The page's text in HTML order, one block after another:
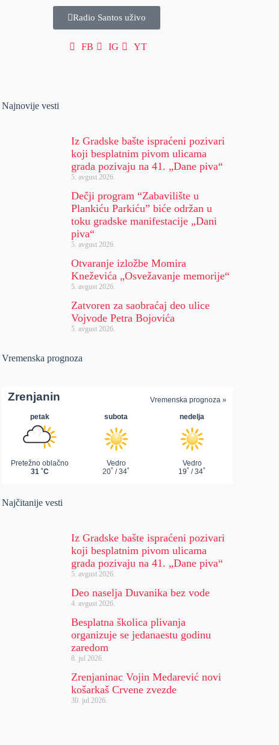
Radio Santos uživo
FB IG YT
Najnovije vesti
Iz Gradske bašte ispraćeni pozivari
koji besplatnim pivom ulicama
grada pozivaju na 41. „Dane piva“
5. avgust 2026.
Dečji program “Zabavilište u
Plankiću Parkiću” biće održan u
toku gradske manifestacije „Dani
piva“
5. avgust 2026.
Otvaranje izložbe Momira
Kneževića „Osvežavanje memorije“
5. avgust 2026.
Zatvoren za saobraćaj deo ulice
Vojvode Petra Bojovića
5. avgust 2026.
Vremenska prognoza
Najčitanije vesti
Iz Gradske bašte ispraćeni pozivari
koji besplatnim pivom ulicama
grada pozivaju na 41. „Dane piva“
5. avgust 2026.
Deo naselja Duvanika bez vode
4. avgust 2026.
Besplatna školica plivanja
organizuje se jedanaestu godinu
zaredom
8. jul 2026.
Zrenjaninac Vojin Medarević novi
košarkaš Crvene zvezde
30. jul 2026.